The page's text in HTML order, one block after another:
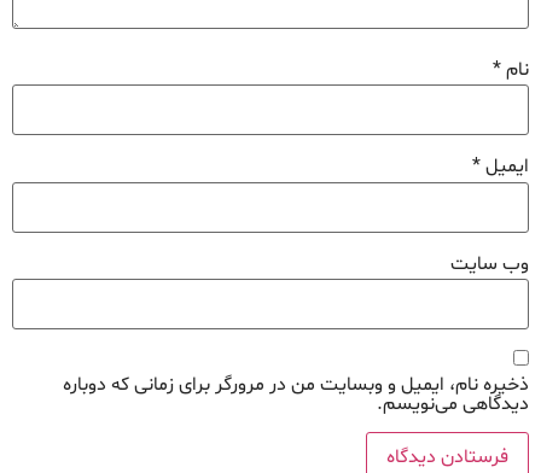
نام*
ایمیل*
وب‌ سایت
ذخیره نام، ایمیل و وبسایت من در مرورگر برای زمانی که دوباره
دیدگاهی می‌نویسم.